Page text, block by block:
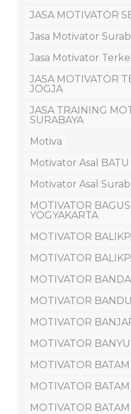
JASA MOTIVATOR
Jasa Motivator
Jasa Motivator
JASA MOTIVATOR
JOGJA
JASA TRAINING
SURABAYA
Motiva
Motivator Asal BATU
Motivator Asal
MOTIVATOR
YOGYAKARTA
MOTIVATOR
MOTIVATOR
MOTIVATOR
MOTIVATOR
MOTIVATOR
MOTIVATOR
MOTIVATOR BATAM
MOTIVATOR
MOTIVATOR